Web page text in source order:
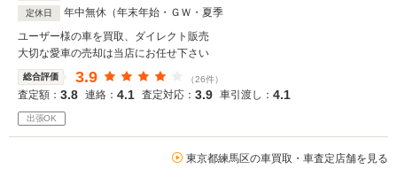
定休日
年中無休（年末年始・ＧＷ・夏季
ユーザー様の車を買取、ダイレクト販売
大切な愛車の売却は当店にお任せ下さい
総合評価 3.9 （26件）
査定額： 3.8 連絡： 4.1 査定対応： 3.9 車引渡し： 4.1
出張OK
東京都練馬区の車買取・車査定店舗を見る